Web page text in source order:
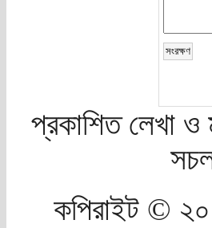
প্রকাশিত লেখা ও
কপিরাইট ©